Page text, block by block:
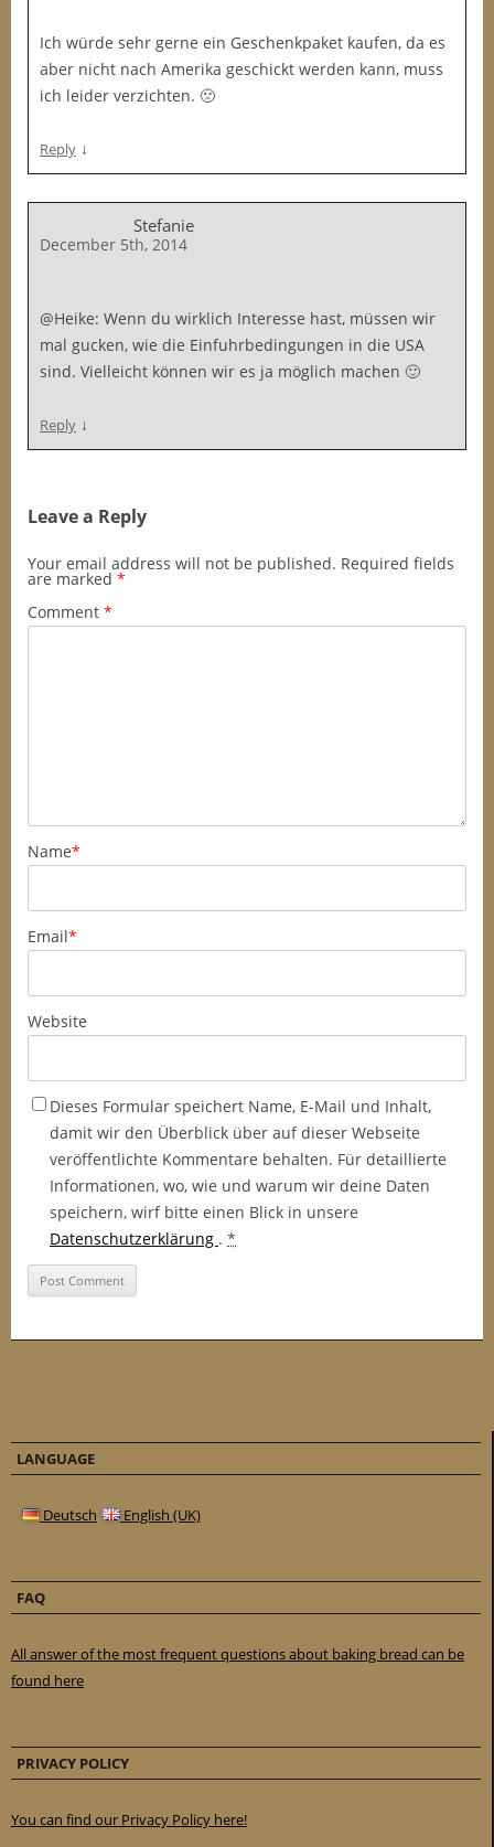
Ich würde sehr gerne ein Geschenkpaket kaufen, da es
aber nicht nach Amerika geschickt werden kann, muss
ich leider verzichten. 🙁
Reply ↓
Stefanie
December 5th, 2014
@Heike: Wenn du wirklich Interesse hast, müssen wir
mal gucken, wie die Einfuhrbedingungen in die USA
sind. Vielleicht können wir es ja möglich machen 🙂
Reply ↓
Leave a Reply
Your email address will not be published. Required fields
are marked *
Comment *
Name*
Email*
Website
Dieses Formular speichert Name, E-Mail und Inhalt,
damit wir den Überblick über auf dieser Webseite
veröffentlichte Kommentare behalten. Für detaillierte
Informationen, wo, wie und warum wir deine Daten
speichern, wirf bitte einen Blick in unsere
Datenschutzerklärung . *
LANGUAGE
Deutsch English (UK)
FAQ
All answer of the most frequent questions about baking bread can be
found here
PRIVACY POLICY
You can find our Privacy Policy here!